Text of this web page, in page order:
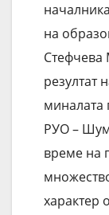
на
Стефчева
резултат
миналата
РУО –
време на
характер